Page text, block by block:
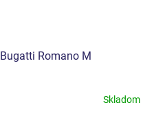
Romano M
Skladom